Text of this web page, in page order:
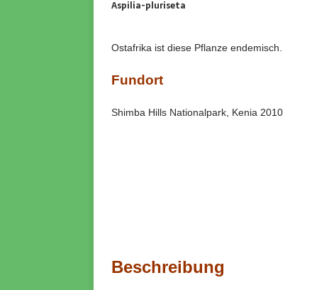
Aspilia-pluriseta
Ostafrika ist diese Pflanze endemisch.
Fundort
Shimba Hills Nationalpark, Kenia 2010
Beschreibung